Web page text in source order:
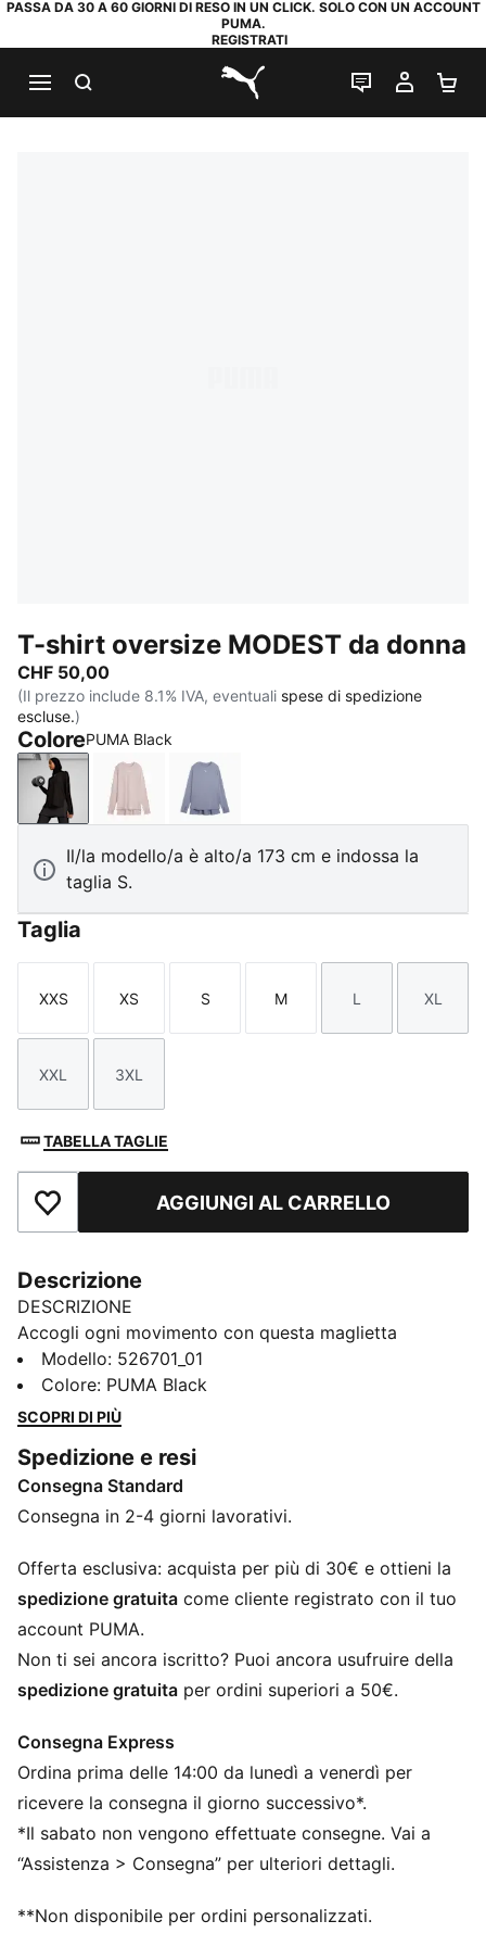
PASSA DA 30 A 60 GIORNI DI RESO IN UN CLICK. SOLO CON UN ACCOUNT
PUMA.
REGISTRATI
PUMA.com
CHAT IL MIO
T-shirt oversize MODEST da donna
CHF 50,00
(Il prezzo include 8.1% IVA, eventuali spese di spedizione
escluse.)
ColorePUMA Black
PUMA BlackMisty Pink Gray Sky
Il/la modello/a è alto/a 173 cm e indossa la
taglia S.
Taglia
Taglia
XXS
Taglia
XS
Taglia
S
Taglia
M
Taglia
L
Taglia
XL
Taglia
XXL
Taglia
3XL
TABELLA TAGLIE
Aggiungi ai PreferitiAGGIUNGI AL CARRELLO
Descrizione
DESCRIZIONE
Accogli ogni movimento con questa maglietta
oversize. Caratterizzato da maniche raglan, spacchi
laterali e una lunghezza allungata per la massima
copertura, è pensato per garantire libertà e
tecnologia dryCELL di PUMA, che rende ogni
allenamento un gioco da ragazzi.
CARATTERISTICHE + VANTAGGI
dryCELL: tecnologia ad alte prestazioni progettata per
allontanare l’umidità dalla pelle e rimanere asciutti
durante l’esercizio fisico
Vestibilità regolare
260 g/m², tessuto single jersey
Girocollo
Maniche lunghe
Loghi PUMA
Modello: 526701_01
Colore: PUMA Black
SCOPRI DI PIÙ
Spedizione e resi
Consegna Standard
Consegna in 2-4 giorni lavorativi.
Offerta esclusiva: acquista per più di 30€ e ottieni la
spedizione gratuita come cliente registrato con il tuo
account PUMA.
Non ti sei ancora iscritto? Puoi ancora usufruire della
spedizione gratuita per ordini superiori a 50€.
Consegna Express
Ordina prima delle 14:00 da lunedì a venerdì per
ricevere la consegna il giorno successivo*.
*Il sabato non vengono effettuate consegne. Vai a
“Assistenza > Consegna” per ulteriori dettagli.
**Non disponibile per ordini personalizzati.